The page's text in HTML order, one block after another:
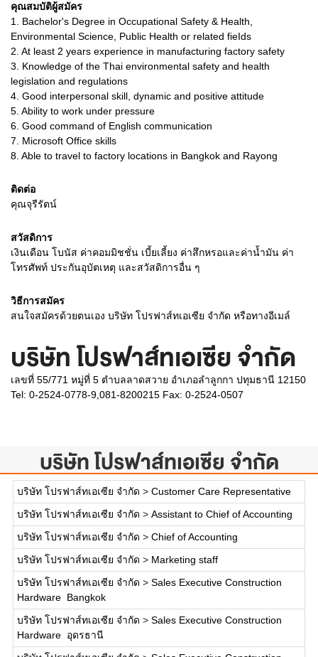
คุณสมบัติผู้สมัคร
1.
Bachelor's Degree in Occupational Safety & Health,
Environmental Science, Public Health or related fieIds
2. At least 2 years experience in manufacturing factory safety
3.
Knowledge of the Thai environmental safety and health
legislation and regulations
4. Good interpersonal skill, dynamic and positive attitude
5. Ability to work under pressure
6. Good command of English communication
7.
Microsoft Office skills
8. Able to travel to factory locations in Bangkok and Rayong
ติดต่อ
คุณจุรีรัตน์
สวัสดิการ
เงินเดือน โบนัส ค่าคอมมิชชั่น เบี้ยเลี้ยง ค่าสึกหรอและค่าน้ำมัน ค่า
โทรศัพท์ ประกันอุบัตเหตุ และสวัสดิการอื่น ๆ
วิธีการสมัคร
สนใจสมัครด้วยตนเอง บริษัท โปรฟาส์ทเอเซีย จำกัด หรือทางอีเมล์
บริษัท โปรฟาส์ทเอเซีย จำกัด
เลขที่ 55/771 หมู่ที่ 5 ตำบลลาดสวาย อำเภอลำลูกกา ปทุมธานี 12150
Tel: 0-2524-0778-9,081-8200215 Fax: 0-2524-0507
บริษัท โปรฟาส์ทเอเซีย จำกัด
บริษัท โปรฟาส์ทเอเซีย จำกัด > Customer Care Representative
บริษัท โปรฟาส์ทเอเซีย จำกัด > Assistant to Chief of Accounting
บริษัท โปรฟาส์ทเอเซีย จำกัด > Chief of Accounting
บริษัท โปรฟาส์ทเอเซีย จำกัด > Marketing staff
บริษัท โปรฟาส์ทเอเซีย จำกัด > Sales Executive Construction
Hardware  Bangkok
บริษัท โปรฟาส์ทเอเซีย จำกัด > Sales Executive Construction
Hardware  อุดรธานี